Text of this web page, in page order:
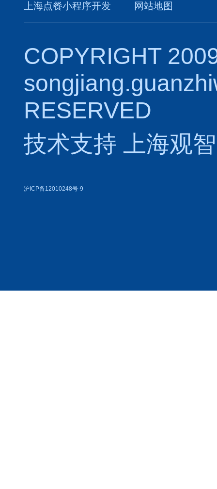
上海点餐小程序开发 网站地图
COPYRIGHT
RESERVED
技术支持
上海观
沪ICP备12010248号-9